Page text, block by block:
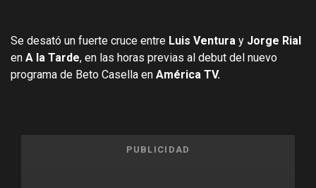
Se desató un fuerte cruce entre Luis Ventura y Jorge Rial
en A la Tarde, en las horas previas al debut del nuevo
programa de Beto Casella en América TV.
PUBLICIDAD